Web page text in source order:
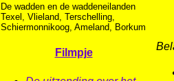
De wadden en de waddeneilanden
Texel, Vlieland, Terschelling,
Schiermonnikoog, Ameland, Borkum
Filmpje